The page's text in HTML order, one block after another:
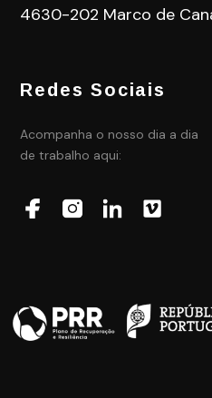
4630-202 Marco de
Redes Sociais
Acompanha o nosso dia a dia
de trabalho aqui: